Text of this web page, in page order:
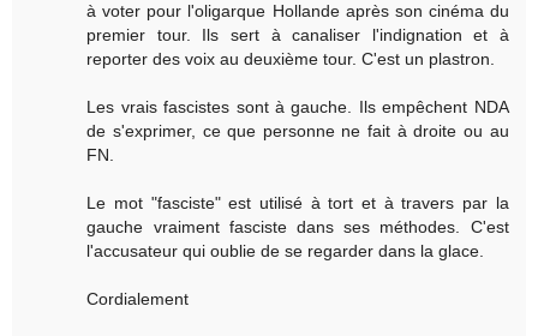
à voter pour l'oligarque Hollande après son cinéma du
premier tour. Ils sert à canaliser l'indignation et à
reporter des voix au deuxième tour. C'est un plastron.
Les vrais fascistes sont à gauche. Ils empêchent NDA
de s'exprimer, ce que personne ne fait à droite ou au
FN.
Le mot "fasciste" est utilisé à tort et à travers par la
gauche vraiment fasciste dans ses méthodes. C'est
l'accusateur qui oublie de se regarder dans la glace.
Cordialement